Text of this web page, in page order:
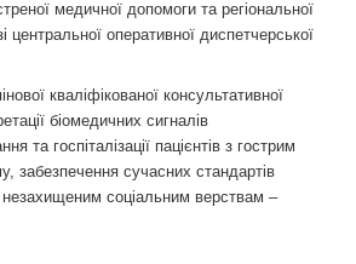
медичної допомоги та регіональної
оперативної диспетчерської
кваліфікованої консультативної
біомедичних сигналів
та госпіталізації пацієнтів з гострим
забезпечення сучасних стандартів
незахищеним соціальним верствам –